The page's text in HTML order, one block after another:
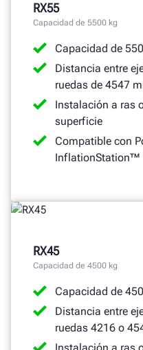
RX55
Capacidad de 5500 kg
Capacidad de
Distancia entre
ruedas de 4547
Instalación a ras
superficie
Compatible con
InflationStation™
RX45
Capacidad de 4500 kg
Capacidad de
Distancia entre
ruedas 4216 o